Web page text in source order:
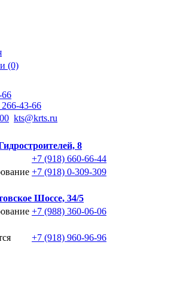
(0)
66
43-66
kts@krts.ru
8
+7 (918) 660-66-44
+7 (918) 0-309-309
Шоссе, 34/5
+7 (988) 360-06-06
+7 (918) 960-96-96